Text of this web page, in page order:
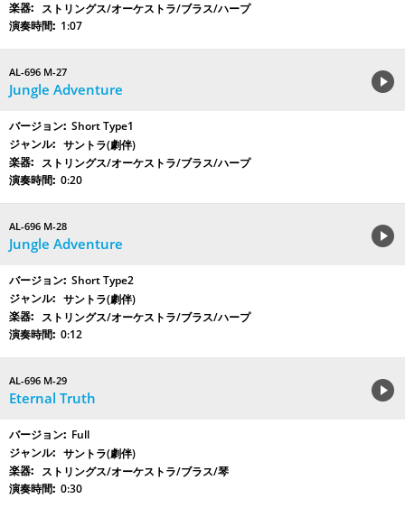
ストリングス/オーケストラ/ブラス/ハープ
1:07
AL-696 M-27
Jungle Adventure
Short Type1
サントラ(劇伴)
ストリングス/オーケストラ/ブラス/ハープ
0:20
AL-696 M-28
Jungle Adventure
Short Type2
サントラ(劇伴)
ストリングス/オーケストラ/ブラス/ハープ
0:12
AL-696 M-29
Eternal Truth
Full
サントラ(劇伴)
ストリングス/オーケストラ/ブラス/琴
0:30